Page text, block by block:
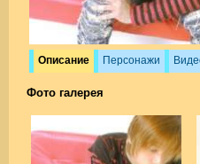
Описание Персонажи
Фото галерея